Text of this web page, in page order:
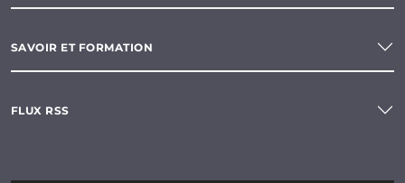
SAVOIR ET FORMATION
FLUX RSS